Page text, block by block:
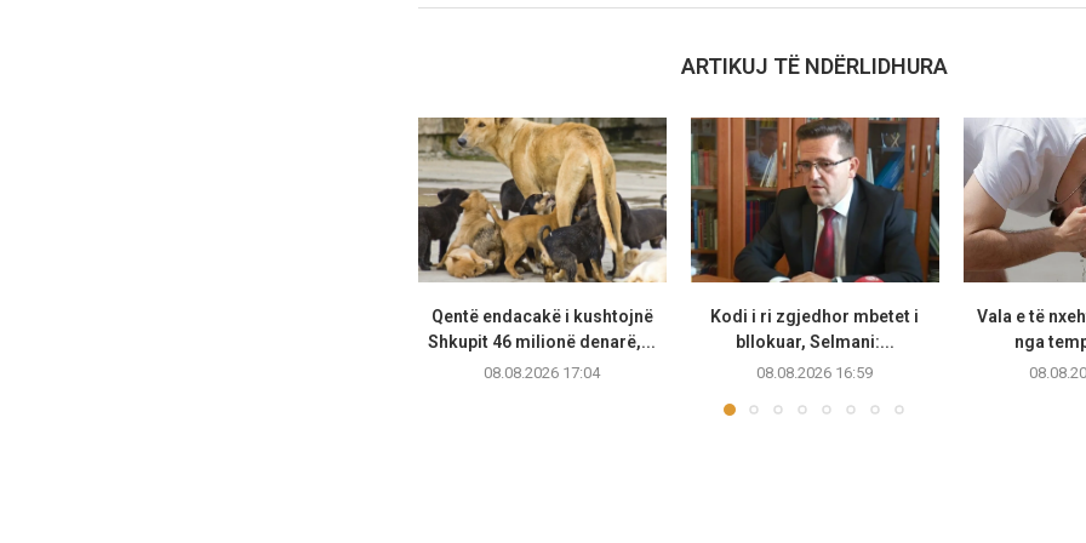
ARTIKUJ TË NDËRLIDHURA
Qentë endacakë i kushtojnë
Shkupit 46 milionë denarë,...
08.08.2026 17:04
Kodi i ri zgjedhor mbetet i
bllokuar, Selmani:...
08.08.2026 16:59
Vala e të
nga